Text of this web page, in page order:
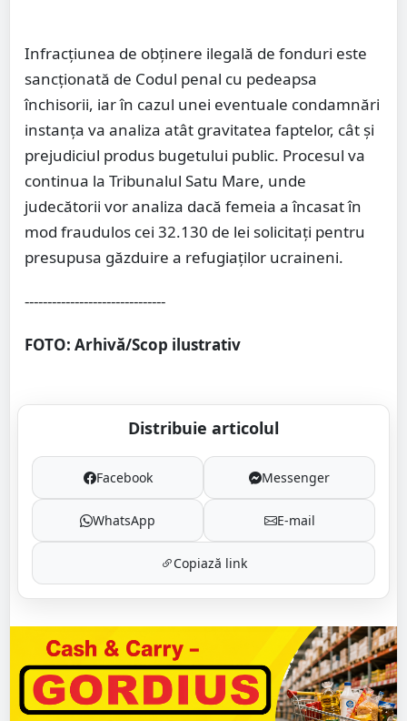
Infracțiunea de obținere ilegală de fonduri este
sancționată de Codul penal cu pedeapsa
închisorii, iar în cazul unei eventuale condamnări
instanța va analiza atât gravitatea faptelor, cât și
prejudiciul produs bugetului public. Procesul va
continua la Tribunalul Satu Mare, unde
judecătorii vor analiza dacă femeia a încasat în
mod fraudulos cei 32.130 de lei solicitați pentru
presupusa găzduire a refugiaților ucraineni.
-------------------------------
FOTO: Arhivă/Scop ilustrativ
Distribuie articolul
Facebook Messenger
WhatsApp E-mail
Copiază link